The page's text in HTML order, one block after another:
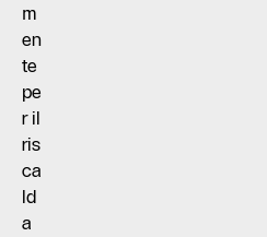
m
en
te
pe
r il
ris
ca
ld
a